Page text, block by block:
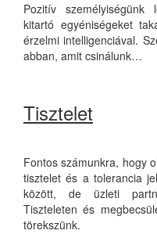
Pozitív
kitartó egyéniségeket
érzelmi intelligenciával.
abban, amit csinálunk…
Tisztelet
Fontos számunkra, hogy
tisztelet és a tolerancia
között, de üzleti
Tiszteleten és
törekszünk.